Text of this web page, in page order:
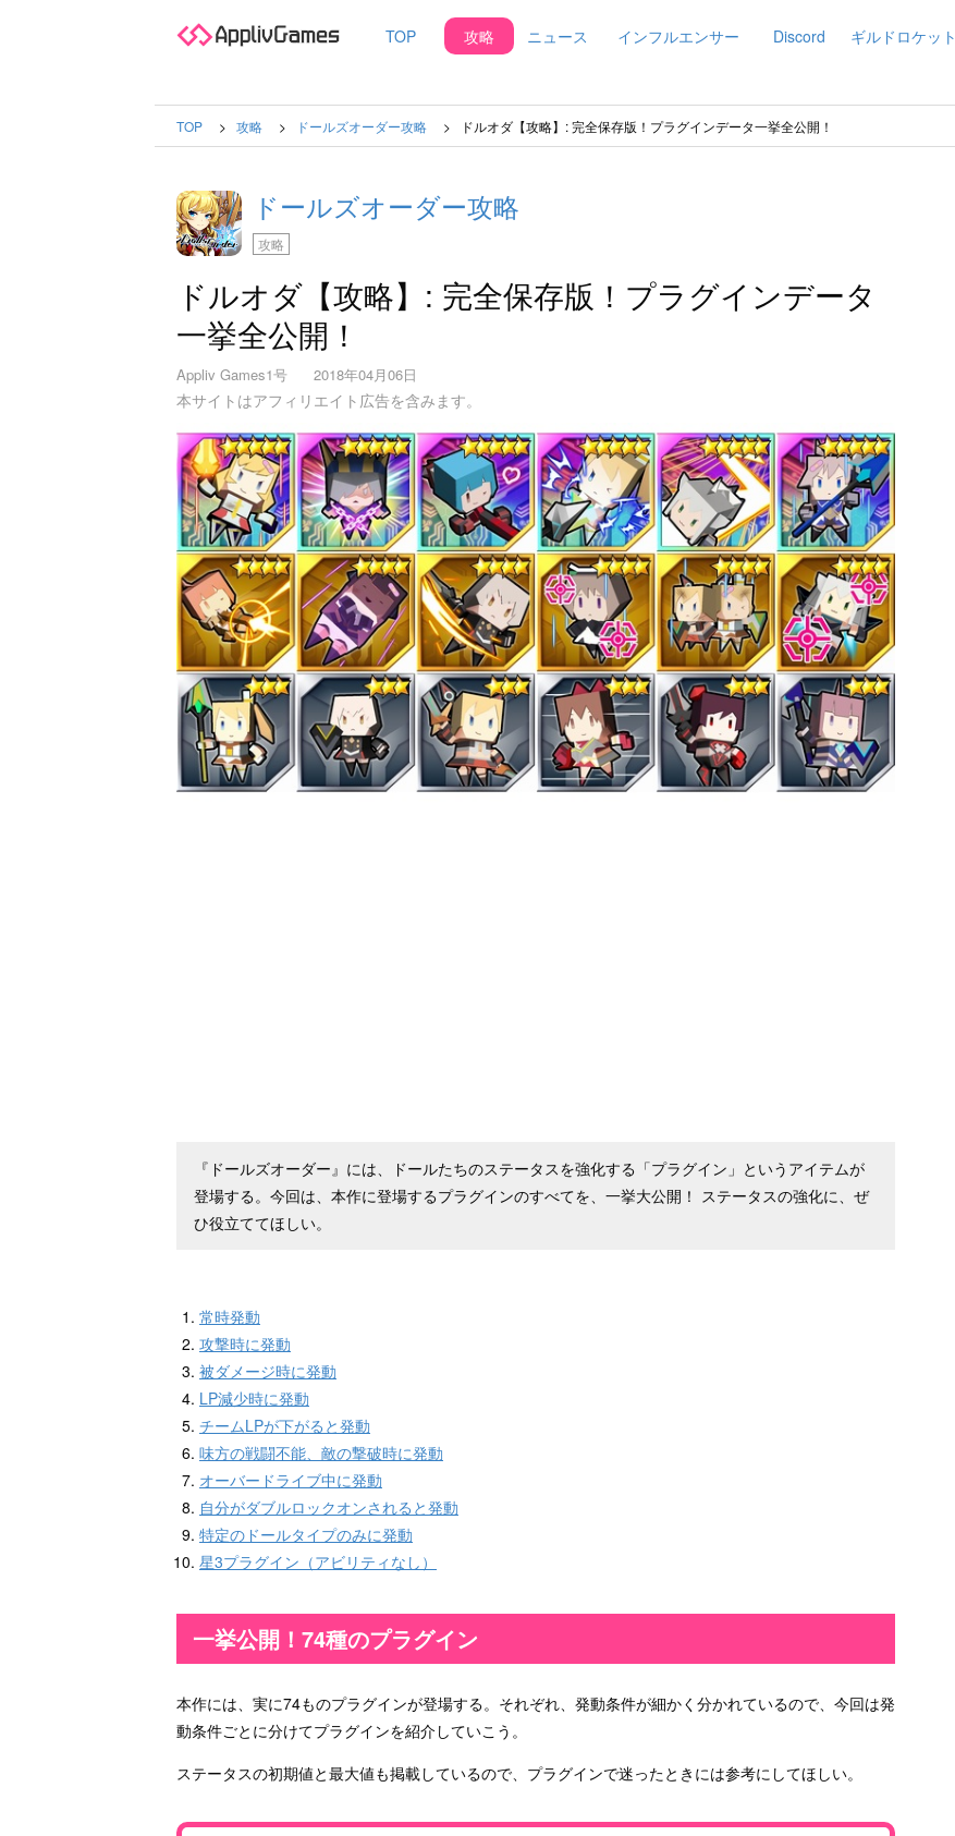
TOP 攻略 ニュース インフルエンサー Discord ギルドロケット
TOP 攻略 ドールズオーダー攻略 ドルオダ【攻略】: 完全保存版！プラグインデータ一挙全公開！
ドールズオーダー攻略
攻略
ドルオダ【攻略】: 完全保存版！プラグインデータ
一挙全公開！
Appliv Games1号 2018年04月06日
本サイトはアフィリエイト広告を含みます。
『ドールズオーダー』には、ドールたちのステータスを強化する「プラグイン」というアイテムが
登場する。今回は、本作に登場するプラグインのすべてを、一挙大公開！ ステータスの強化に、ぜ
ひ役立ててほしい。
常時発動
攻撃時に発動
被ダメージ時に発動
LP減少時に発動
チームLPが下がると発動
味方の戦闘不能、敵の撃破時に発動
オーバードライブ中に発動
自分がダブルロックオンされると発動
特定のドールタイプのみに発動
星3プラグイン（アビリティなし）
一挙公開！74種のプラグイン
本作には、実に74ものプラグインが登場する。それぞれ、発動条件が細かく分かれているので、今回は発
動条件ごとに分けてプラグインを紹介していこう。
ステータスの初期値と最大値も掲載しているので、プラグインで迷ったときには参考にしてほしい。